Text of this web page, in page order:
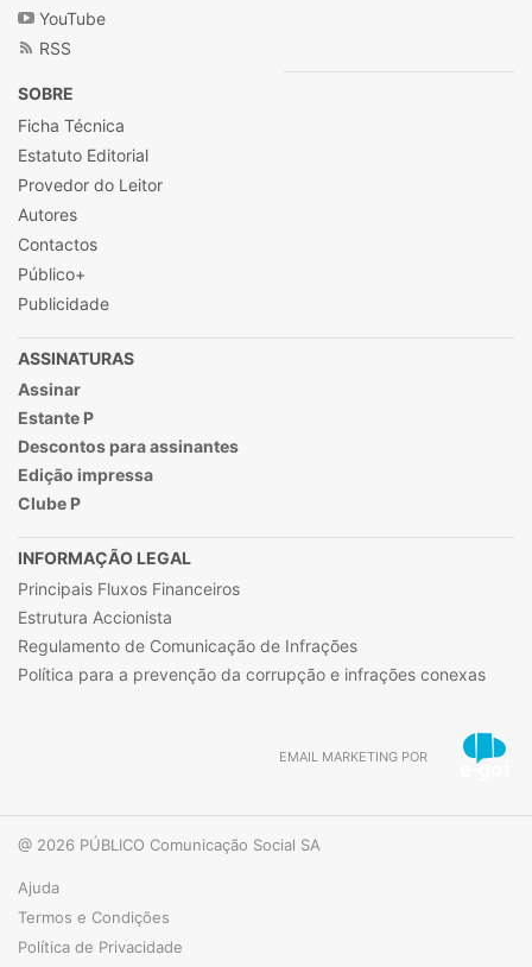
YouTube
RSS
SOBRE
Ficha Técnica
Estatuto Editorial
Provedor do Leitor
Autores
Contactos
Público+
Publicidade
ASSINATURAS
Assinar
Estante P
Descontos para assinantes
Edição impressa
Clube P
INFORMAÇÃO LEGAL
Principais Fluxos Financeiros
Estrutura Accionista
Regulamento de Comunicação de Infrações
Política para a prevenção da corrupção e infrações conexas
EMAIL MARKETING POR
@ 2026 PÚBLICO Comunicação Social SA
Ajuda
Termos e Condições
Política de Privacidade